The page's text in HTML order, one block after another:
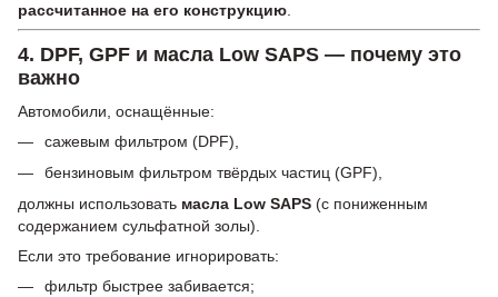
рассчитанное на его конструкцию
4. DPF, GPF и масла Low SAPS — почему это
важно
Автомобили, оснащённые:
сажевым фильтром (DPF),
бензиновым фильтром твёрдых частиц (GPF),
должны использовать масла Low SAPS (с пониженным
содержанием сульфатной золы).
Если это требование игнорировать:
фильтр быстрее забивается;